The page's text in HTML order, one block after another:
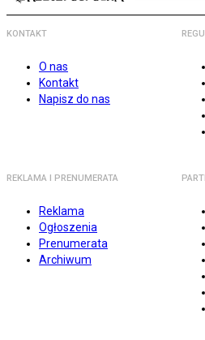
KONTAKT
O nas
Kontakt
Napisz do nas
REKLAMA I PRENUMERATA
Reklama
Ogłoszenia
Prenumerata
Archiwum